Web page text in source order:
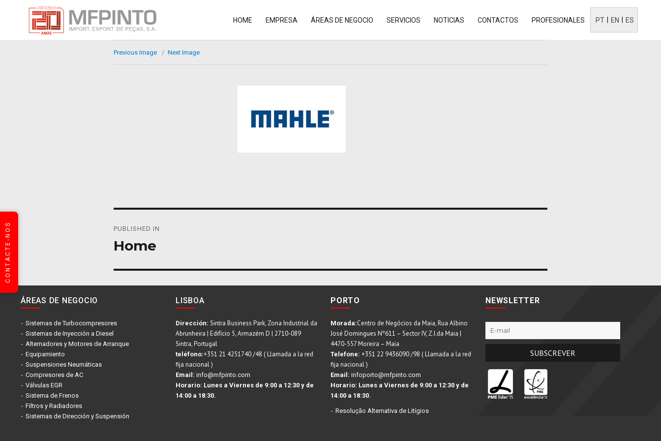
PT EN ES
HOME EMPRESA ÁREAS DE NEGOCIO SERVICIOS NOTICIAS CONTACTOS PROFESIONALES
Previous Image Next Image
de
PUBLISHED IN
Home
ÁREAS DE NEGOCIO
Sistemas de Turbocompresores
Sistemas de Inyección a Diesel
Alternadores y Motores de Arranque
Equipamiento
Suspensiones Neumáticas
Compresores de AC
Válvulas EGR
Sistema de Frenos
Filtros y Radiadores
Sistemas de Dirección y Suspensión
LISBOA
Dirección: Sintra Business Park, Zona Industrial da
Abrunheira | Edifício 5, Armazém D | 2710-089
Sintra, Portugal
teléfono:+351 21 4251740 /48 ( Llamada a la red
fija nacional )
Email: info@mfpinto.com
Horario: Lunes a Viernes de 9:00 a 12:30 y de
14:00 a 18:30.
PORTO
Morada:Centro de Negócios da Maia, Rua Albino
José Domingues Nº611 – Sector IV, Z.I.da Maia |
4470-557 Moreira – Maia
Telefone: +351 22 9436090 /98 ( Llamada a la red
fija nacional )
Email: infoporto@mfpinto.com
Horario: Lunes a Viernes de 9:00 a 12:30 y de
14:00 a 18:30.
Resolução Alternativa de Litígios
NEWSLETTER
CONTACTE-NOS